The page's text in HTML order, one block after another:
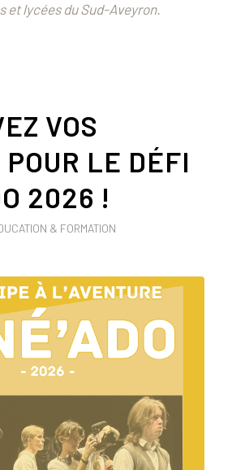
et lycées du Sud-Aveyron.
VOS
LE DÉFI
2026 !
& FORMATION